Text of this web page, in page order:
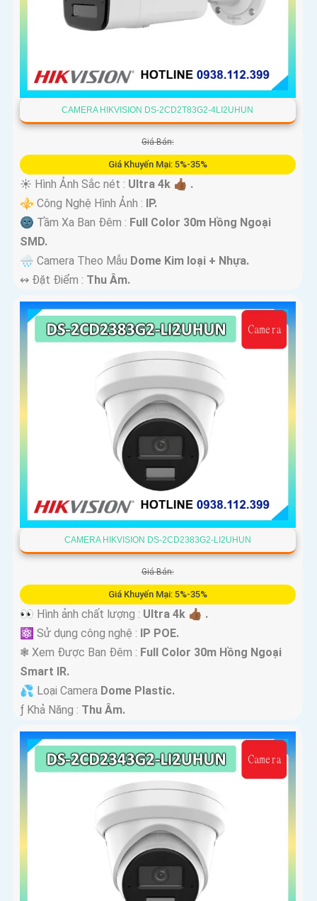
CAMERA HIKVISION DS-2CD2T83G2-4LI2UHUN
Giá Bán:
Giá Khuyến Mại: 5%-35%
☀️ Hình Ảnh Sắc nét : Ultra 4k 👍🏾 .
⚜️ Công Nghệ Hình Ảnh : IP.
🌚 Tầm Xa Ban Đêm : Full Color 30m Hồng Ngoại
SMD.
🌧️ Camera Theo Mẫu Dome Kim loại + Nhựa.
️↭ Đặt Điểm : Thu Âm.
CAMERA HIKVISION DS-2CD2383G2-LI2UHUN
Giá Bán:
Giá Khuyến Mại: 5%-35%
️
👀 Hình ảnh chất lượng : Ultra 4k 👍🏾 .
⚛️ Sử dụng công nghệ : IP POE.
❃ Xem Được Ban Đêm : Full Color 30m Hồng Ngoại
Smart IR.
💦 Loại Camera Dome Plastic.
️ƒ Khả Năng : Thu Âm.